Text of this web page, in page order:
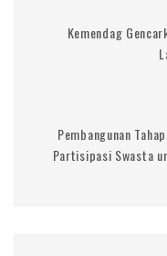
Kemendag
Pembangunan
Partisipasi Swasta